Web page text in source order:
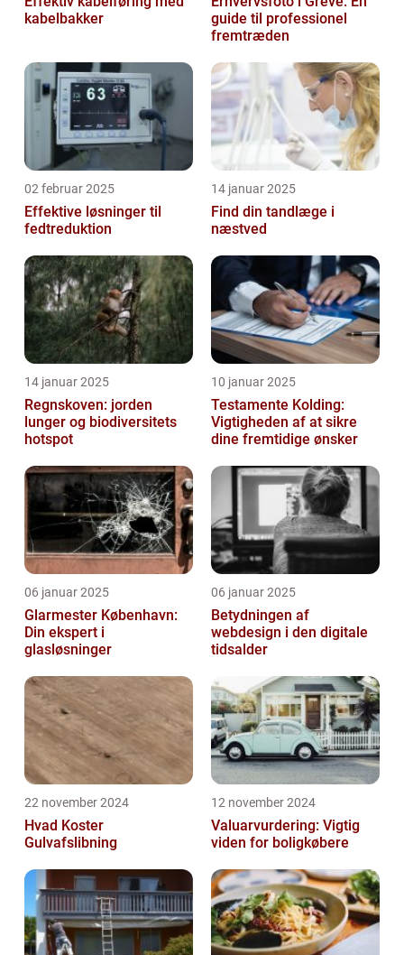
kabelbakker
guide til professionel
fremtræden
02 februar 2025
Effektive løsninger til
fedtreduktion
14 januar 2025
Find din tandlæge i
næstved
14 januar 2025
Regnskoven: jorden
lunger og biodiversitets
hotspot
10 januar 2025
Testamente Kolding:
Vigtigheden af at sikre
dine fremtidige ønsker
06 januar 2025
Glarmester København:
Din ekspert i
glasløsninger
06 januar 2025
Betydningen af
webdesign i den digitale
tidsalder
22 november 2024
Hvad Koster
Gulvafslibning
12 november 2024
Valuarvurdering: Vigtig
viden for boligkøbere